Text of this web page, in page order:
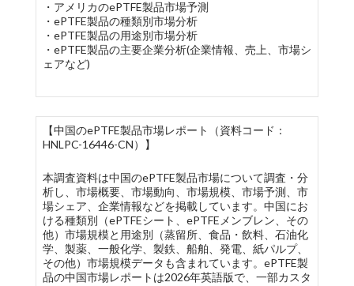
・アメリカのePTFE製品市場予測
・ePTFE製品の種類別市場分析
・ePTFE製品の用途別市場分析
・ePTFE製品の主要企業分析(企業情報、売上、市場シ
ェアなど)
【中国のePTFE製品市場レポート（資料コード：
HNLPC-16446-CN）】
本調査資料は中国のePTFE製品市場について調査・分
析し、市場概要、市場動向、市場規模、市場予測、市
場シェア、企業情報などを掲載しています。中国にお
ける種類別（ePTFEシート、ePTFEメンブレン、その
他）市場規模と用途別（蒸留所、食品・飲料、石油化
学、製薬、一般化学、製鉄、船舶、発電、紙パルプ、
その他）市場規模データも含まれています。ePTFE製
品の中国市場レポートは2026年英語版で、一部カスタ